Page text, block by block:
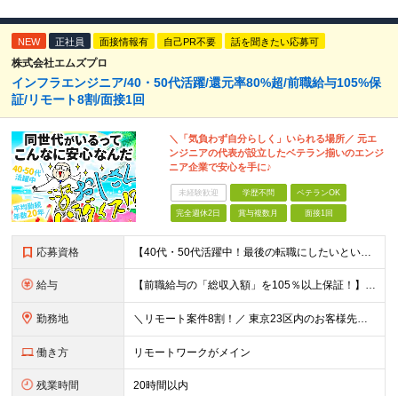
NEW 正社員 面接情報有 自己PR不要 話を聞きたい応募可
株式会社エムズプロ
インフラエンジニア/40・50代活躍/還元率80%超/前職給与105%保
証/リモート8割/面接1回
＼「気負わず自分らしく」いられる場所／ 元エ
ンジニアの代表が設立したベテラン揃いのエンジ
ニア企業で安心を手に♪
未経験歓迎 学歴不問 ベテランOK
完全週休2日 賞与複数月 面接1回
応募資格 【40代・50代活躍中！最後の転職にしたいという方も大歓迎です◎】 ●学歴不問 ●インフラ（サーバ・ネットワーク）または開発の経験がある方 ＼こんな方を待っています／ ★「今の職場では正当に評価され
給与 【前職給与の「総収入額」を105％以上保証！】 ■賞与年2回＋業績賞与 ■年収900万円・1000万円以上も可能 ■全社員が前職より105％～140％の給与UPを実現 月給35万円〜120万円＋賞与
勤務地 ＼リモート案件8割！／ 東京23区内のお客様先にて勤務していただきます。 本社所在地：神奈川県横浜市瀬谷区本郷3-1-17 第2斉藤ビル2F (変更の範囲)上記を除く当社関連勤務地
働き方 リモートワークがメイン
残業時間 20時間以内